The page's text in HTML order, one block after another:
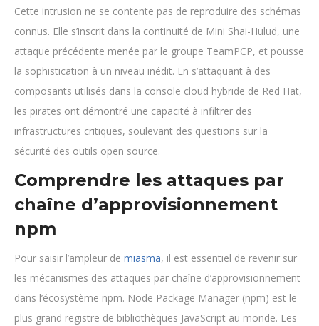
Cette intrusion ne se contente pas de reproduire des schémas
connus. Elle s’inscrit dans la continuité de Mini Shai-Hulud, une
attaque précédente menée par le groupe TeamPCP, et pousse
la sophistication à un niveau inédit. En s’attaquant à des
composants utilisés dans la console cloud hybride de Red Hat,
les pirates ont démontré une capacité à infiltrer des
infrastructures critiques, soulevant des questions sur la
sécurité des outils open source.
Comprendre les attaques par
chaîne d’approvisionnement
npm
Pour saisir l’ampleur de miasma, il est essentiel de revenir sur
les mécanismes des attaques par chaîne d’approvisionnement
dans l’écosystème npm. Node Package Manager (npm) est le
plus grand registre de bibliothèques JavaScript au monde. Les